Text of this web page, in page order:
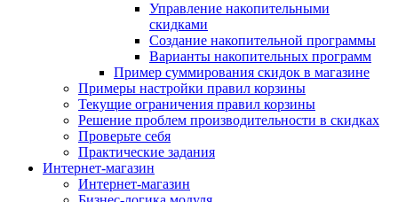
Управление накопительными
скидками
Создание накопительной программы
Варианты накопительных программ
Пример суммирования скидок в магазине
Примеры настройки правил корзины
Текущие ограничения правил корзины
Решение проблем производительности в скидках
Проверьте себя
Практические задания
Интернет-магазин
Интернет-магазин